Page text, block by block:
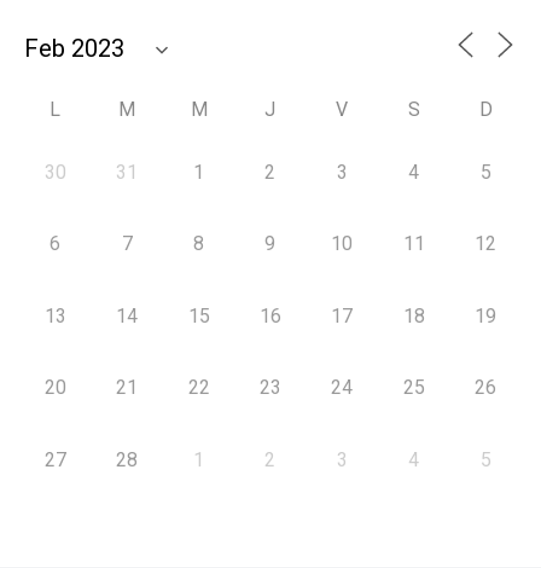
L M M J V S D
30 31 1 2 3 4 5
6 7 8 9 10 11 12
13 14 15 16 17 18 19
20 21 22 23 24 25 26
27 28 1 2 3 4 5